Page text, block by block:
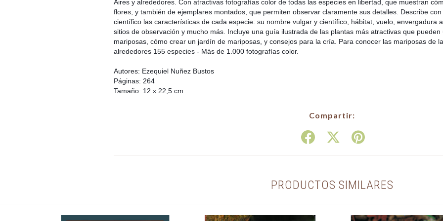
Aires y alrededores. Con atractivas fotografías color de todas las especies en libertad, que muestran
flores, y también de ejemplares montados, que permiten observar claramente sus detalles. Describe
científico las características de cada especie: su nombre vulgar y científico, hábitat, vuelo, envergadura
sitios de observación y mucho más. Incluye una guía ilustrada de las plantas más atractivas que
mariposas, cómo crear un jardín de mariposas, y consejos para la cría. Para conocer las mariposas de
alrededores 155 especies - Más de 1.000 fotografías color.
Autores: Ezequiel Nuñez Bustos
Páginas: 264
Tamaño: 12 x 22,5 cm
Compartir:
PRODUCTOS SIMILARES